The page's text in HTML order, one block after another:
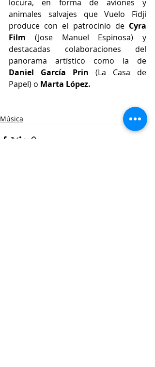
locura, en forma de aviones y
animales salvajes que Vuelo Fidji
produce con el patrocinio de Cyra
Film (Jose Manuel Espinosa) y
destacadas colaboraciones del
panorama artístico como la de
Daniel García Prin (La Casa de
Papel) o Marta López.
Música